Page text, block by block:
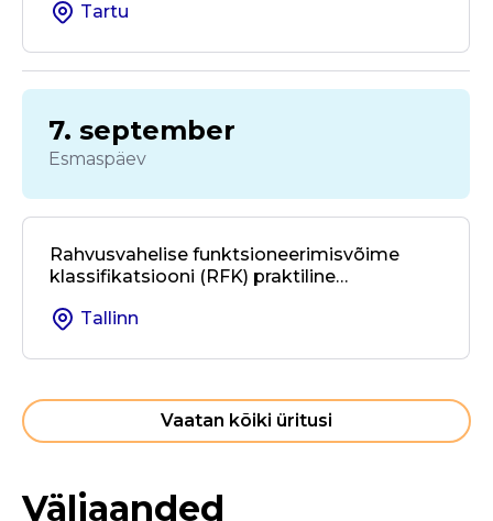
üleses koostöös
Tartu
7. september
Esmaspäev
Rahvusvahelise funktsioneerimisvõime
klassifikatsiooni (RFK) praktiline
rehabilitatsioonis
Tallinn
Vaatan kõiki üritusi
Väljaanded